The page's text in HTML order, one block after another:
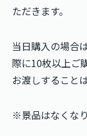
ただきます。
当日購入の場合
際に10枚以上ご
お渡しすること
※景品はなくな